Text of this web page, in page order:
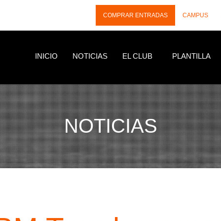
COMPRAR ENTRADAS CAMPUS
INICIO NOTICIAS EL CLUB PLANTILLA
NOTICIAS